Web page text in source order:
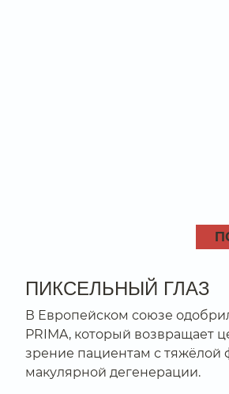
ПИКСЕЛЬНЫЙ ГЛАЗ
В Европейском союзе
PRIMA, который возвращает
зрение пациентам с тяжёлой
макулярной дегенерации.